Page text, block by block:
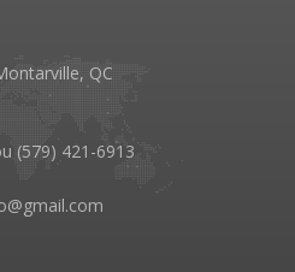
QC
(579) 421-6913